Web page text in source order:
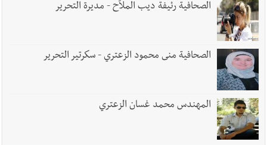
الصحافية رئيفة ديب الملاّح - مديرة التحرير
الصحافية منى محمود الزعتري - سكرتير التحرير
المهندس محمد غسان الزعتري